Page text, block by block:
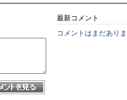
最新コメント
コメントはまだあり